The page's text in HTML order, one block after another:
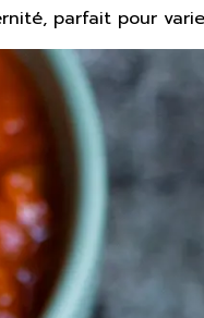
parfait pour